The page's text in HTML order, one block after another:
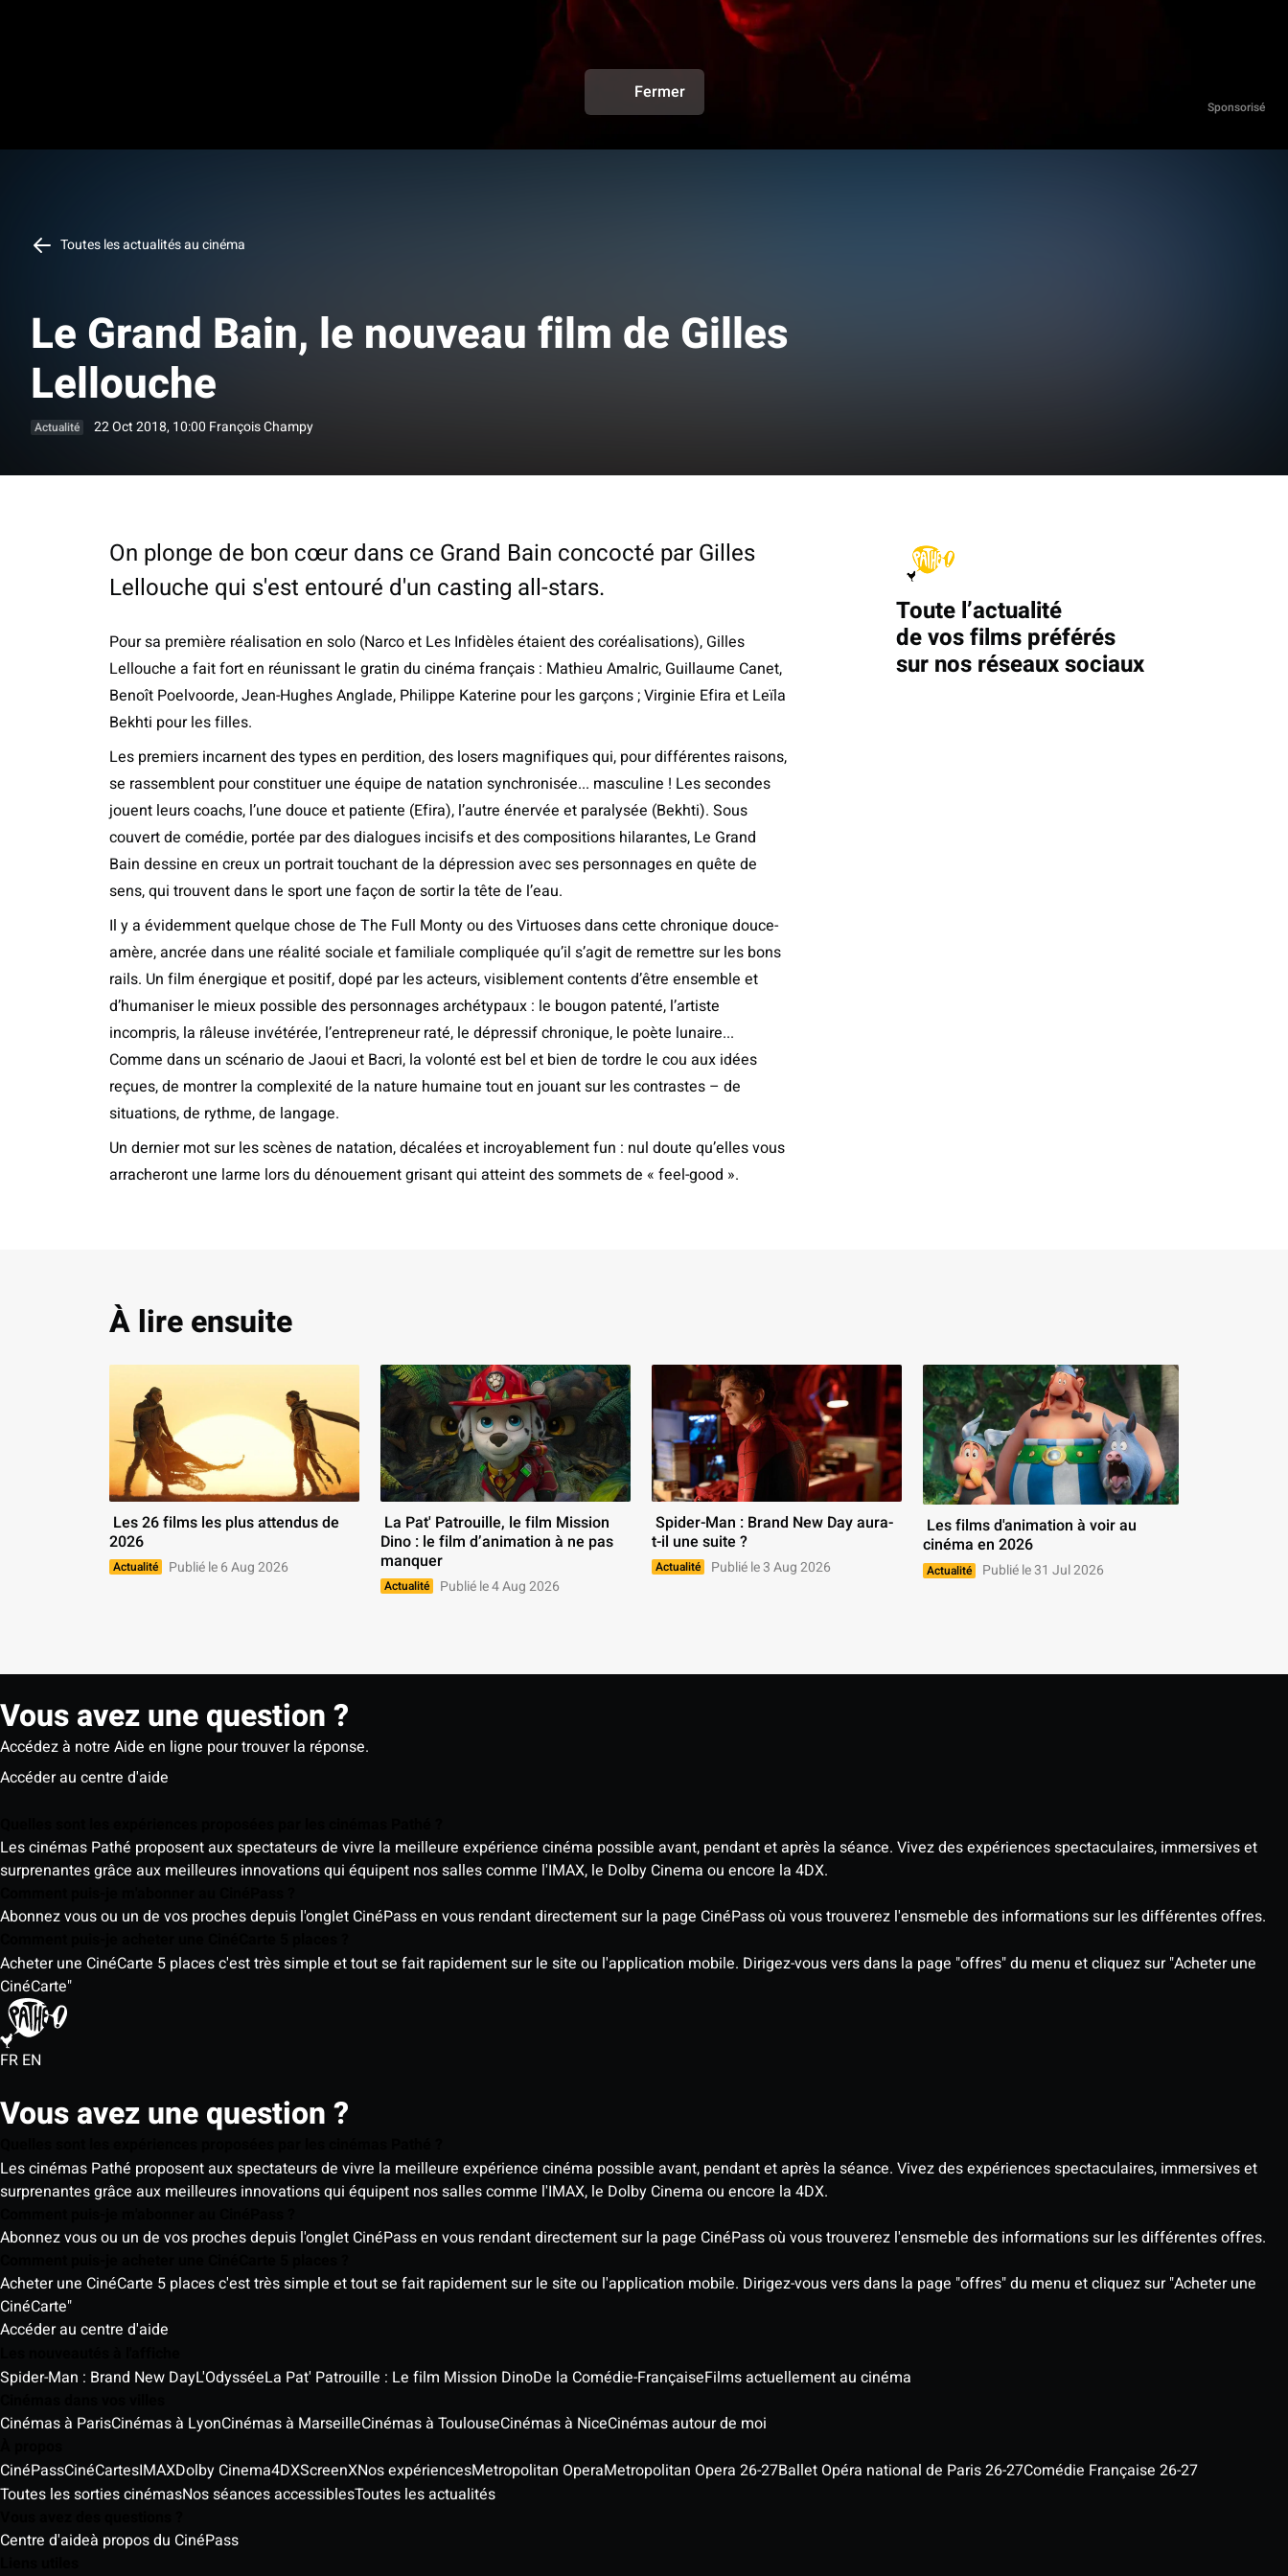
Sponsorisé
Fermer
Toutes les actualités au cinéma
Le Grand Bain, le nouveau film de Gilles
Lellouche
Actualité 22 Oct 2018, 10:00 François Champy
On plonge de bon cœur dans ce Grand Bain concocté par Gilles
Lellouche qui s'est entouré d'un casting all-stars.
Pour sa première réalisation en solo (Narco et Les Infidèles étaient des coréalisations), Gilles
Lellouche a fait fort en réunissant le gratin du cinéma français : Mathieu Amalric, Guillaume Canet,
Benoît Poelvoorde, Jean-Hughes Anglade, Philippe Katerine pour les garçons ; Virginie Efira et Leïla
Bekhti pour les filles.
Les premiers incarnent des types en perdition, des losers magnifiques qui, pour différentes raisons,
se rassemblent pour constituer une équipe de natation synchronisée... masculine ! Les secondes
jouent leurs coachs, l’une douce et patiente (Efira), l’autre énervée et paralysée (Bekhti). Sous
couvert de comédie, portée par des dialogues incisifs et des compositions hilarantes, Le Grand
Bain dessine en creux un portrait touchant de la dépression avec ses personnages en quête de
sens, qui trouvent dans le sport une façon de sortir la tête de l’eau.
Il y a évidemment quelque chose de The Full Monty ou des Virtuoses dans cette chronique douce-
amère, ancrée dans une réalité sociale et familiale compliquée qu’il s’agit de remettre sur les bons
rails. Un film énergique et positif, dopé par les acteurs, visiblement contents d’être ensemble et
d’humaniser le mieux possible des personnages archétypaux : le bougon patenté, l’artiste
incompris, la râleuse invétérée, l’entrepreneur raté, le dépressif chronique, le poète lunaire...
Comme dans un scénario de Jaoui et Bacri, la volonté est bel et bien de tordre le cou aux idées
reçues, de montrer la complexité de la nature humaine tout en jouant sur les contrastes – de
situations, de rythme, de langage.
Un dernier mot sur les scènes de natation, décalées et incroyablement fun : nul doute qu’elles vous
arracheront une larme lors du dénouement grisant qui atteint des sommets de « feel-good ».
Toute l’actualité
de vos films préférés
sur nos réseaux sociaux
À lire ensuite
2026
Actualité Publié le 6 Aug 2026
Dino : le film d’animation à ne pas
manquer
Actualité Publié le 4 Aug 2026
t-il une suite ?
Actualité Publié le 3 Aug 2026
cinéma en 2026
Actualité Publié le 31 Jul 2026
Vous avez une question ?
Accédez à notre Aide en ligne pour trouver la réponse.
Accéder au centre d'aide
Les cinémas Pathé proposent aux spectateurs de vivre la meilleure expérience cinéma possible avant, pendant et après la séance. Vivez des expériences spectaculaires, immersives et
surprenantes grâce aux meilleures innovations qui équipent nos salles comme l'IMAX, le Dolby Cinema ou encore la 4DX.
Abonnez vous ou un de vos proches depuis l'onglet CinéPass en vous rendant directement sur la page CinéPass où vous trouverez l'ensmeble des informations sur les différentes offres.
Acheter une CinéCarte 5 places c'est très simple et tout se fait rapidement sur le site ou l'application mobile. Dirigez-vous vers dans la page "offres" du menu et cliquez sur "Acheter une
CinéCarte"
FR EN
Vous avez une question ?
Les cinémas Pathé proposent aux spectateurs de vivre la meilleure expérience cinéma possible avant, pendant et après la séance. Vivez des expériences spectaculaires, immersives et
surprenantes grâce aux meilleures innovations qui équipent nos salles comme l'IMAX, le Dolby Cinema ou encore la 4DX.
Abonnez vous ou un de vos proches depuis l'onglet CinéPass en vous rendant directement sur la page CinéPass où vous trouverez l'ensmeble des informations sur les différentes offres.
Acheter une CinéCarte 5 places c'est très simple et tout se fait rapidement sur le site ou l'application mobile. Dirigez-vous vers dans la page "offres" du menu et cliquez sur "Acheter une
CinéCarte"
Accéder au centre d'aide
Spider-Man : Brand New DayL'OdysséeLa Pat' Patrouille : Le film Mission DinoDe la Comédie-FrançaiseFilms actuellement au cinéma
Cinémas à ParisCinémas à LyonCinémas à MarseilleCinémas à ToulouseCinémas à NiceCinémas autour de moi
CinéPassCinéCartesIMAXDolby Cinema4DXScreenXNos expériencesMetropolitan OperaMetropolitan Opera 26-27Ballet Opéra national de Paris 26-27Comédie Française 26-27
Toutes les sorties cinémasNos séances accessiblesToutes les actualités
Centre d'aideà propos du CinéPass